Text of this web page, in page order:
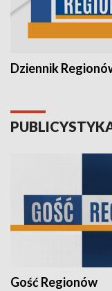
Dziennik
Gość Regionów